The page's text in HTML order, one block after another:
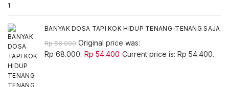
BANYAK DOSA TAPI KOK HIDUP TENANG-TENANG SAJA
Rp68.000 Original price was:
Rp 68.000. Rp 54.400 Current price is: Rp 54.400.